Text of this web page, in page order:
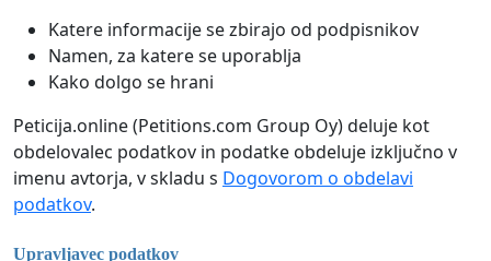
Katere informacije se zbirajo od podpisnikov
Namen, za katere se uporablja
Kako dolgo se hrani
Peticija.online (Petitions.com Group Oy) deluje kot
obdelovalec podatkov in podatke obdeluje izključno v
imenu avtorja, v skladu s Dogovorom o obdelavi
podatkov.
Upravljavec podatkov